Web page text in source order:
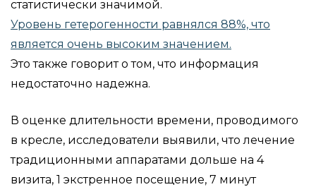
статистически значимой.
Уровень гетерогенности равнялся 88%, что
является очень высоким значением.
Это также говорит о том, что информация
недостаточно надежна.
В оценке длительности времени, проводимого
в кресле, исследователи выявили, что лечение
традиционными аппаратами дольше на 4
визита, 1 экстренное посещение, 7 минут